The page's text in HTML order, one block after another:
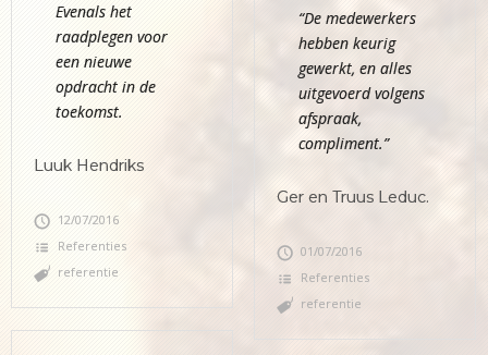
Evenals het
raadplegen voor
een nieuwe
opdracht in de
toekomst.
Luuk Hendriks
12/07/2016
Referenties
referentie
“De medewerkers
hebben keurig
gewerkt, en alles
uitgevoerd volgens
afspraak,
compliment.”
Ger en Truus Leduc.
01/07/2016
Referenties
referentie